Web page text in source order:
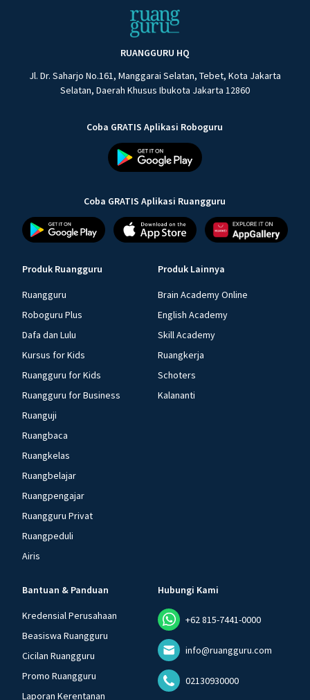
RUANGGURU HQ
Jl. Dr. Saharjo No.161, Manggarai Selatan, Tebet, Kota Jakarta
Selatan, Daerah Khusus Ibukota Jakarta 12860
Coba GRATIS Aplikasi Roboguru
Coba GRATIS Aplikasi Ruangguru
Produk Ruangguru
Ruangguru
Roboguru Plus
Dafa dan Lulu
Kursus for Kids
Ruangguru for Kids
Ruangguru for Business
Ruanguji
Ruangbaca
Ruangkelas
Ruangbelajar
Ruangpengajar
Ruangguru Privat
Ruangpeduli
Airis
Produk Lainnya
Brain Academy Online
English Academy
Skill Academy
Ruangkerja
Schoters
Kalananti
Bantuan & Panduan
Kredensial Perusahaan
Beasiswa Ruangguru
Cicilan Ruangguru
Promo Ruangguru
Laporan Kerentanan
Hubungi Kami
+62 815-7441-0000
info@ruangguru.com
02130930000